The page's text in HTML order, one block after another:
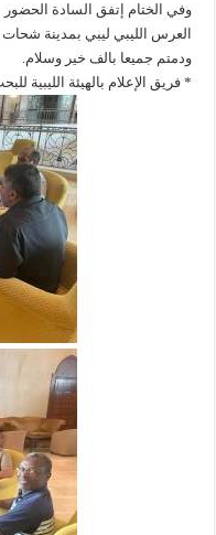
وفي الختام إتفق السادة الحضور
العرس الليبي ليبي بمدينة
ودمتم جميعا بالف خير وسلام.
* فريق الإعلام بالهيئة الليبية